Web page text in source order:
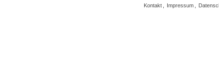
Kontakt
Impressum